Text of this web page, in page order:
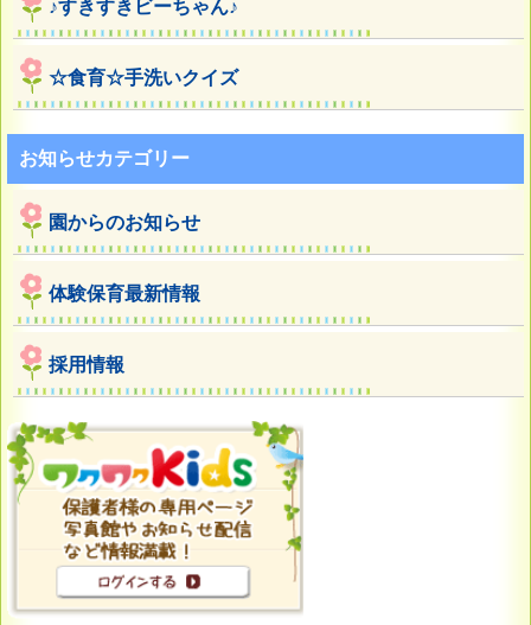
♪すきすきビーちゃん♪
☆食育☆手洗いクイズ
お知らせカテゴリー
園からのお知らせ
体験保育最新情報
採用情報